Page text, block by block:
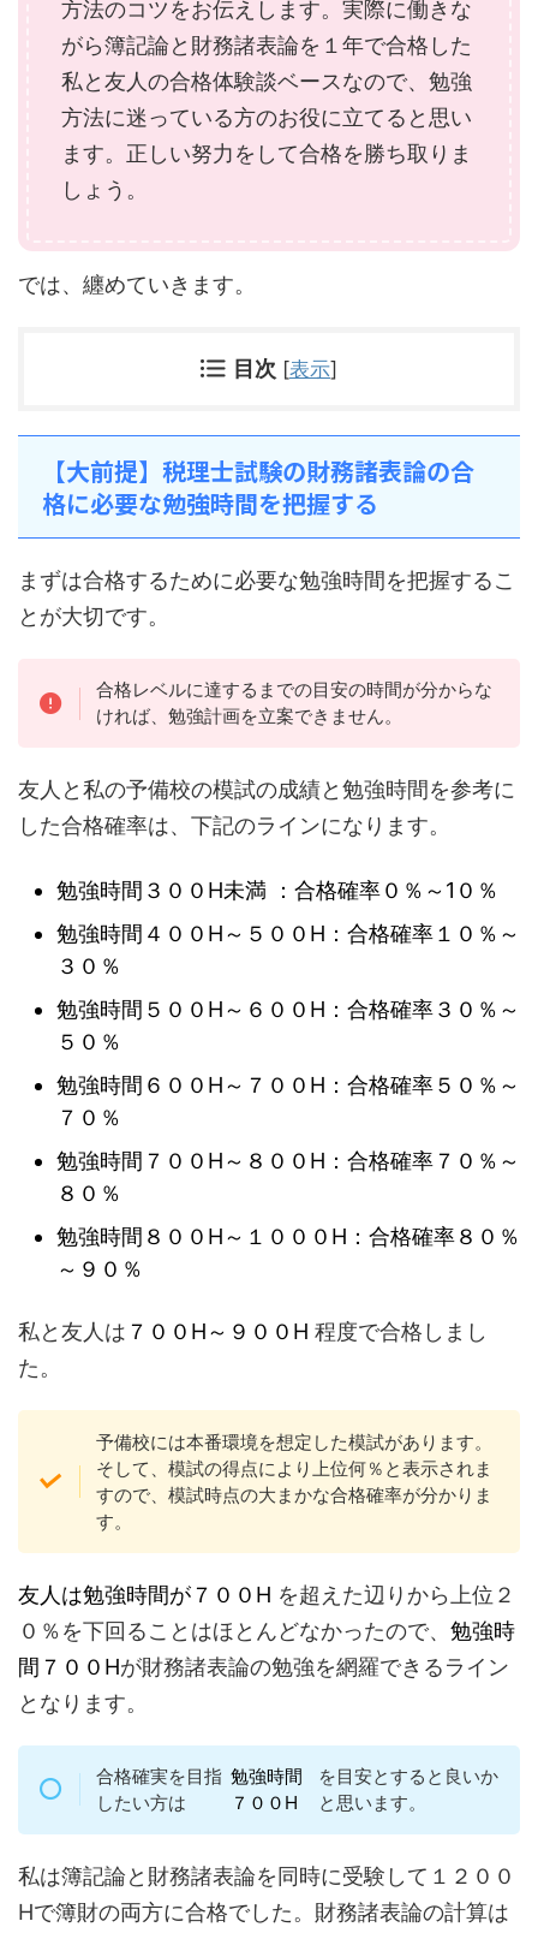
方法のコツをお伝えします。実際に働きな
がら簿記論と財務諸表論を１年で合格した
私と友人の合格体験談ベースなので、勉強
方法に迷っている方のお役に立てると思い
ます。正しい努力をして合格を勝ち取りま
しょう。
では、纏めていきます。
目次 [表示]
【大前提】税理士試験の財務諸表論の合
格に必要な勉強時間を把握する
まずは合格するために必要な勉強時間を把握するこ
とが大切です。
合格レベルに達するまでの目安の時間が分からな
ければ、勉強計画を立案できません。
友人と私の予備校の模試の成績と勉強時間を参考に
した合格確率は、下記のラインになります。
勉強時間３００H未満 ：合格確率０％～1０％
勉強時間４００H～５００H：合格確率１０％～
３０％
勉強時間５００H～６００H：合格確率３０％～
５０％
勉強時間６００H～７００H：合格確率５０％～
７０％
勉強時間７００H～８００H：合格確率７０％～
８０％
勉強時間８００H～１０００H：合格確率８０％
～９０％
私と友人は ７００H～９００H 程度で合格しまし
た。
予備校には本番環境を想定した模試があります。
そして、模試の得点により上位何％と表示されま
すので、模試時点の大まかな合格確率が分かりま
す。
友人は勉強時間が７００H を超えた辺りから上位２
０％を下回ることはほとんどなかったので、 勉強時
間７００Hが財務諸表論の勉強を網羅できるライン
となります。
合格確実を目指
したい方は
勉強時間
７００H
を目安とすると良いか
と思います。
私は簿記論と財務諸表論を同時に受験して１２００
Hで簿財の両方に合格でした。財務諸表論の計算は